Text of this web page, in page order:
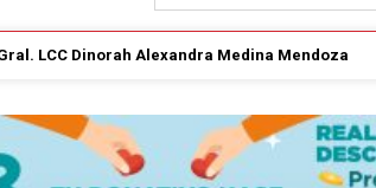
LCC Dinorah Alexandra Medina Mendoza